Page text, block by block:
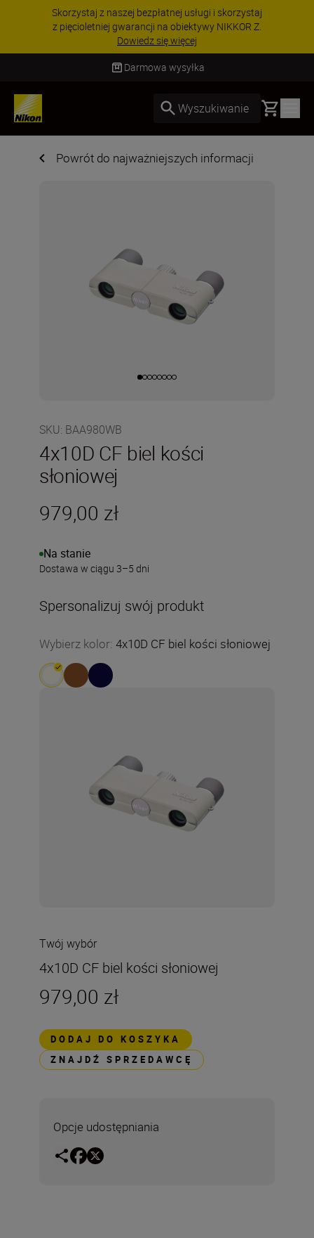
i skorzystaj
PROMOCJA NA AKCESORIA |
wybranych akcesoriach i
Darmowa wysyłka
Wyszukiwanie Basket
Powrót do najważniejszych informacji
SKU: BAA980WB
4x10D CF biel kości
słoniowej
979,00 zł
Na stanie
Dostawa w ciągu 3–5 dni
Spersonalizuj swój produkt
Wybierz kolor: 4x10D CF biel kości słoniowej
Twój wybór
4x10D CF biel kości słoniowej
979,00 zł
DODAJ DO KOSZYKA
ZNAJDŹ SPRZEDAWCĘ
Opcje udostępniania